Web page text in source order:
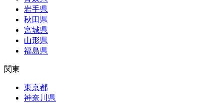
岩手県
秋田県
宮城県
山形県
福島県
関東
東京都
神奈川県